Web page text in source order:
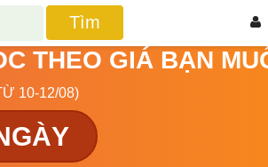
Tìm
THEO GIÁ BẠN
10-12/08)